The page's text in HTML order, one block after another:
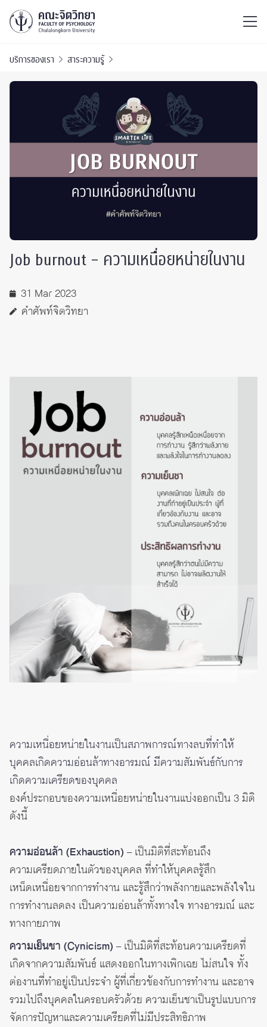
บริการของเรา สาระความรู้
Job burnout – ความเหนื่อยหน่ายในงาน
31 Mar 2023
คำศัพท์จิตวิทยา
ความเหนื่อยหน่ายในงานเป็นสภาพการณ์ทางลบที่ทำให้
บุคคลเกิดความอ่อนล้าทางอารมณ์ มีความสัมพันธ์กับการ
เกิดความเครียดของบุคคล
องค์ประกอบของความเหนื่อยหน่ายในงานแบ่งออกเป็น 3 มิติ
ดังนี้
ความอ่อนล้า (Exhaustion) – เป็นมิติที่สะท้อนถึง
ความเครียดภายในตัวของบุคคล ที่ทำให้บุคคลรู้สึก
เหน็ดเหนื่อยจากการทำงาน และรู้สึกว่าพลังกายและพลังใจใน
การทำงานลดลง เป็นความอ่อนล้าทั้งทางใจ ทางอารมณ์ และ
ทางกายภาพ
ความเย็นชา (Cynicism) – เป็นมิติที่สะท้อนความเครียดที่
เกิดจากความสัมพันธ์ แสดงออกในทางเพิกเฉย ไม่สนใจ ทั้ง
ต่องานที่ทำอยู่เป็นประจำ ผู้ที่เกี่ยวข้องกับการทำงาน และอาจ
รวมไปถึงบุคคลในครอบครัวด้วย ความเย็นชาเป็นรูปแบบการ
จัดการปัญหาและความเครียดที่ไม่มีประสิทธิภาพ